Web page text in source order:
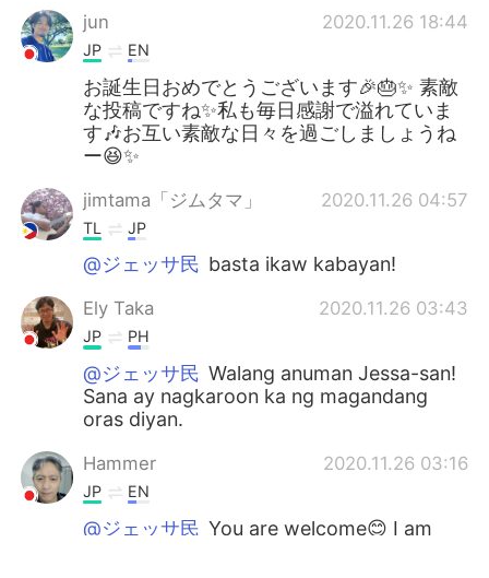
jun 2020.11.26 18:44
JP EN
お誕生日おめでとうございます🎉🎂✨ 素敵
な投稿ですね✨私も毎日感謝で溢れていま
す🎶お互い素敵な日々を過ごしましょうね
ー😆✨
jimtama「ジムタマ」 2020.11.26 04:57
TL JP
@ジェッサ民 basta ikaw kabayan!
Ely Taka 2020.11.26 03:43
JP PH
@ジェッサ民 Walang anuman Jessa-san!
Sana ay nagkaroon ka ng magandang
oras diyan.
Hammer 2020.11.26 03:16
JP EN
@ジェッサ民 You are welcome😊 I am